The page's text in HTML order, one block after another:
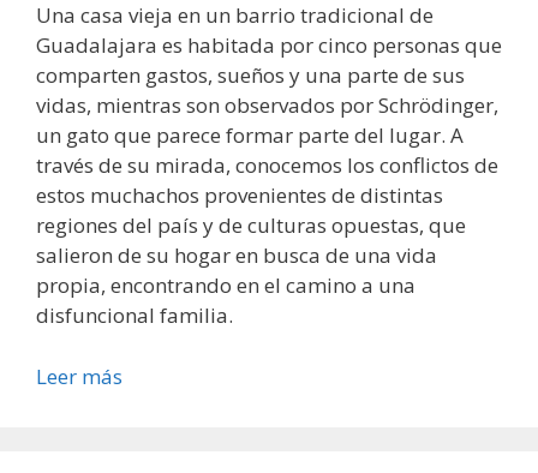
Una casa vieja en un barrio tradicional de
Guadalajara es habitada por cinco personas que
comparten gastos, sueños y una parte de sus
vidas, mientras son observados por Schrödinger,
un gato que parece formar parte del lugar. A
través de su mirada, conocemos los conflictos de
estos muchachos provenientes de distintas
regiones del país y de culturas opuestas, que
salieron de su hogar en busca de una vida
propia, encontrando en el camino a una
disfuncional familia.
Leer más